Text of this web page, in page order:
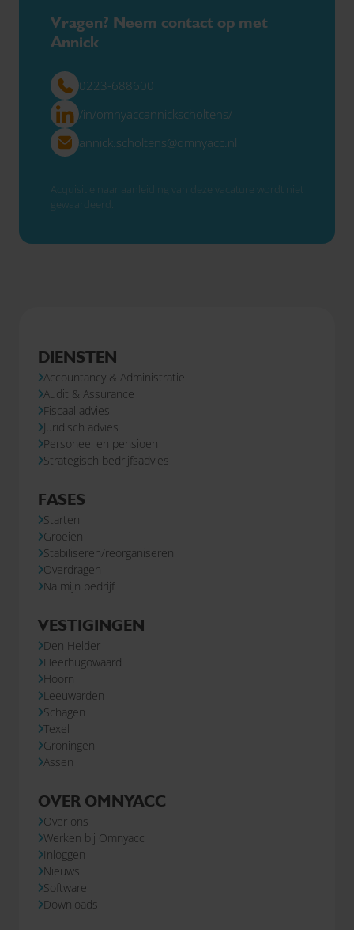
Vragen? Neem contact op met
Annick
0223-688600
/in/omnyaccannickscholtens/
annick.scholtens@omnyacc.nl
Acquisitie naar aanleiding van deze vacature wordt niet
gewaardeerd.
DIENSTEN
Accountancy & Administratie
Audit & Assurance
Fiscaal advies
Juridisch advies
Personeel en pensioen
Strategisch bedrijfsadvies
FASES
Starten
Groeien
Stabiliseren/reorganiseren
Overdragen
Na mijn bedrijf
VESTIGINGEN
Den Helder
Heerhugowaard
Hoorn
Leeuwarden
Schagen
Texel
Groningen
Assen
OVER OMNYACC
Over ons
Werken bij Omnyacc
Inloggen
Nieuws
Software
Downloads